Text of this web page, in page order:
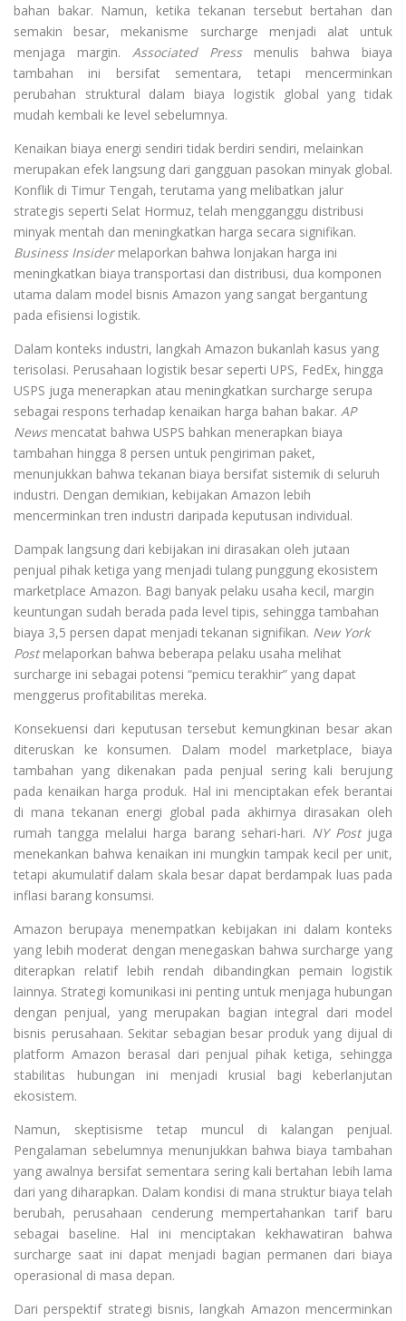
bahan bakar. Namun, ketika tekanan tersebut bertahan dan
semakin besar, mekanisme surcharge menjadi alat untuk
menjaga margin. Associated Pressmenulis bahwa biaya
tambahan ini bersifat sementara, tetapi mencerminkan
perubahan struktural dalam biaya logistik global yang tidak
mudah kembali ke level sebelumnya.
Kenaikan biaya energi sendiri tidak berdiri sendiri, melainkan
merupakan efek langsung dari gangguan pasokan minyak global.
Konflik di Timur Tengah, terutama yang melibatkan jalur
strategis seperti Selat Hormuz, telah mengganggu distribusi
minyak mentah dan meningkatkan harga secara signifikan.
Business Insidermelaporkan bahwa lonjakan harga ini
meningkatkan biaya transportasi dan distribusi, dua komponen
utama dalam model bisnis Amazon yang sangat bergantung
pada efisiensi logistik.
Dalam konteks industri, langkah Amazon bukanlah kasus yang
terisolasi. Perusahaan logistik besar seperti UPS, FedEx, hingga
USPS juga menerapkan atau meningkatkan surcharge serupa
sebagai respons terhadap kenaikan harga bahan bakar. AP
Newsmencatat bahwa USPS bahkan menerapkan biaya
tambahan hingga 8 persen untuk pengiriman paket,
menunjukkan bahwa tekanan biaya bersifat sistemik di seluruh
industri. Dengan demikian, kebijakan Amazon lebih
mencerminkan tren industri daripada keputusan individual.
Dampak langsung dari kebijakan ini dirasakan oleh jutaan
penjual pihak ketiga yang menjadi tulang punggung ekosistem
marketplace Amazon. Bagi banyak pelaku usaha kecil, margin
keuntungan sudah berada pada level tipis, sehingga tambahan
biaya 3,5 persen dapat menjadi tekanan signifikan. New York
Postmelaporkan bahwa beberapa pelaku usaha melihat
surcharge ini sebagai potensi “pemicu terakhir” yang dapat
menggerus profitabilitas mereka.
Konsekuensi dari keputusan tersebut kemungkinan besar akan
diteruskan ke konsumen. Dalam model marketplace, biaya
tambahan yang dikenakan pada penjual sering kali berujung
pada kenaikan harga produk. Hal ini menciptakan efek berantai
di mana tekanan energi global pada akhirnya dirasakan oleh
rumah tangga melalui harga barang sehari-hari. NY Postjuga
menekankan bahwa kenaikan ini mungkin tampak kecil per unit,
tetapi akumulatif dalam skala besar dapat berdampak luas pada
inflasi barang konsumsi.
Amazon berupaya menempatkan kebijakan ini dalam konteks
yang lebih moderat dengan menegaskan bahwa surcharge yang
diterapkan relatif lebih rendah dibandingkan pemain logistik
lainnya. Strategi komunikasi ini penting untuk menjaga hubungan
dengan penjual, yang merupakan bagian integral dari model
bisnis perusahaan. Sekitar sebagian besar produk yang dijual di
platform Amazon berasal dari penjual pihak ketiga, sehingga
stabilitas hubungan ini menjadi krusial bagi keberlanjutan
ekosistem.
Namun, skeptisisme tetap muncul di kalangan penjual.
Pengalaman sebelumnya menunjukkan bahwa biaya tambahan
yang awalnya bersifat sementara sering kali bertahan lebih lama
dari yang diharapkan. Dalam kondisi di mana struktur biaya telah
berubah, perusahaan cenderung mempertahankan tarif baru
sebagai baseline. Hal ini menciptakan kekhawatiran bahwa
surcharge saat ini dapat menjadi bagian permanen dari biaya
operasional di masa depan.
Dari perspektif strategi bisnis, langkah Amazon mencerminkan